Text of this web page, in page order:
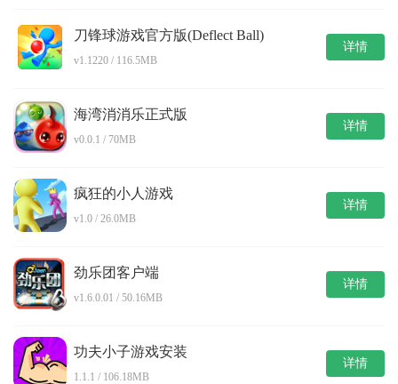
刀锋球游戏官方版(Deflect Ball)
v1.1220 / 116.5MB
详情
海湾消消乐正式版
v0.0.1 / 70MB
详情
疯狂的小人游戏
v1.0 / 26.0MB
详情
劲乐团客户端
v1.6.0.01 / 50.16MB
详情
功夫小子游戏安装
1.1.1 / 106.18MB
详情